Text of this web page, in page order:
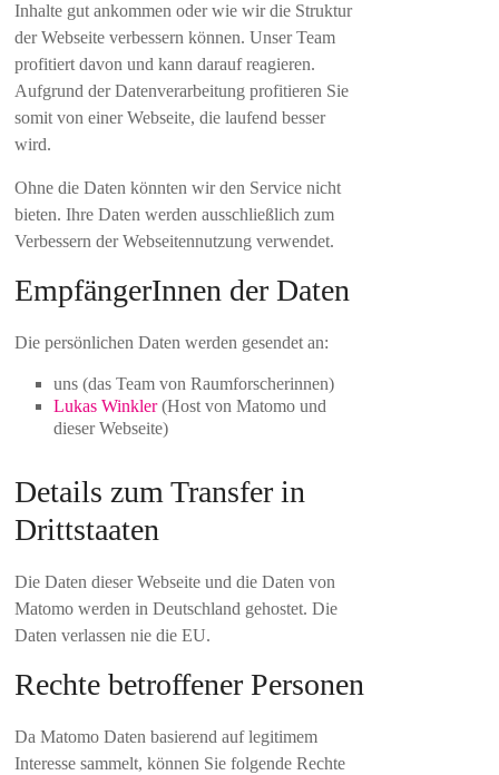
Inhalte gut ankommen oder wie wir die Struktur
der Webseite verbessern können. Unser Team
profitiert davon und kann darauf reagieren.
Aufgrund der Datenverarbeitung profitieren Sie
somit von einer Webseite, die laufend besser
wird.
Ohne die Daten könnten wir den Service nicht
bieten. Ihre Daten werden ausschließlich zum
Verbessern der Webseitennutzung verwendet.
EmpfängerInnen der Daten
Die persönlichen Daten werden gesendet an:
uns (das Team von Raumforscherinnen)
Lukas Winkler(Host von Matomo und
dieser Webseite)
Details zum Transfer in
Drittstaaten
Die Daten dieser Webseite und die Daten von
Matomo werden in Deutschland gehostet. Die
Daten verlassen nie die EU.
Rechte betroffener Personen
Da Matomo Daten basierend auf legitimem
Interesse sammelt, können Sie folgende Rechte